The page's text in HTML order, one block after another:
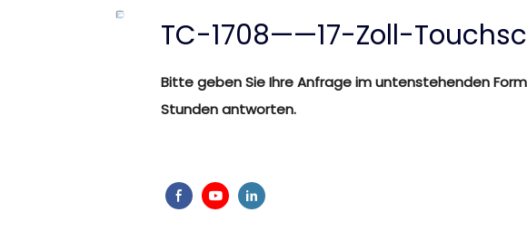
TC-1708——17-Zoll-
Bitte geben Sie Ihre Anfrage im untenstehenden
Stunden antworten.